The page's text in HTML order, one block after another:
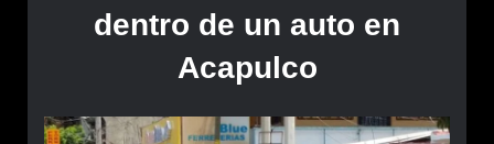
dentro de un auto en
Acapulco